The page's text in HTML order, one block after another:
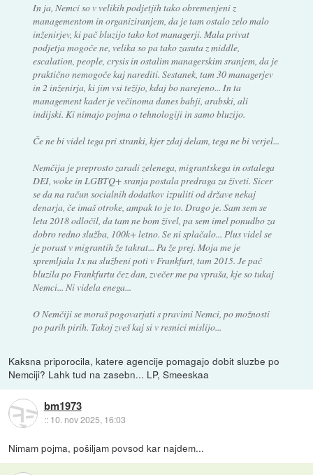
In ja, Nemci so v velikih podjetjih tako obremenjeni z
managementom in organiziranjem, da je tam ostalo zelo malo
inženirjev, ki pač bluzijo tako kot managerji. Mala privat
podjetja mogoče ne, velika so pa tako zasuta z middle,
escalation, people, crysis in ostalim managerskim sranjem, da je
praktično nemogoče kaj narediti. Sestanek, tam 30 managerjev
in 2 inženirja, ki jim vsi težijo, kdaj bo narejeno... In ta
management kader je večinoma danes babji, arabski, ali
indijski. Ki nimajo pojma o tehnologiji in samo bluzijo.
Če ne bi videl tega pri stranki, kjer zdaj delam, tega ne bi verjel...
Nemčija je preprosto zaradi zelenega, migrantskega in ostalega
DEI, woke in LGBTQ+ sranja postala predraga za živeti. Sicer
se da na račun socialnih dodatkov izpuliti od države nekaj
denarja, če imaš otroke, ampak to je to. Drago je. Sam sem se
leta 2018 odločil, da tam ne bom živel, pa sem imel ponudbo za
dobro redno služba, 100k+ letno. Se ni splačalo... Plus videl se
je porast v migrantih že takrat... Pa že prej. Moja me je
spremljala 1x na službeni poti v Frankfurt, tam 2015. Je pač
bluzila po Frankfurtu čez dan, zvečer me pa vpraša, kje so tukaj
Nemci... Ni videla enega...
O Nemčiji se moraš pogovarjati s pravimi Nemci, po možnosti
po parih pirih. Takoj zveš kaj si v resnici mislijo...
Kaksna priporocila, katere agencije pomagajo dobit sluzbe po
Nemciji? Lahk tud na zasebn... LP, Smeeskaa
bm1973
:: 10. nov 2025, 16:03
Nimam pojma, pošiljam povsod kar najdem...